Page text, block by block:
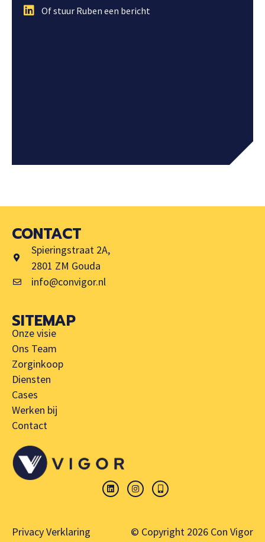
Of stuur Ruben een bericht
CONTACT
Spieringstraat 2A,
2801 ZM Gouda
info@convigor.nl
SITEMAP
Onze visie
Ons Team
Zorginkoop
Diensten
Cases
Werken bij
Contact
Privacy Verklaring © Copyright 2026 Con Vigor